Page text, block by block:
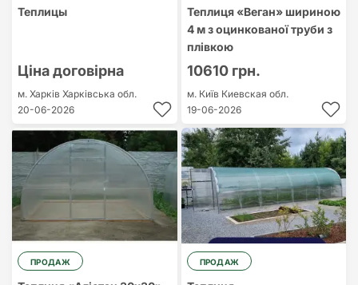
Теплицы
Ціна договірна
м. Харків Харківська обл.
20-06-2026
Теплиця «Веган» шириною
4 м з оцинкованої труби з
плівкою
10610 грн.
м. Київ Киевская обл.
19-06-2026
ПРОДАЖ ПРОДАЖ